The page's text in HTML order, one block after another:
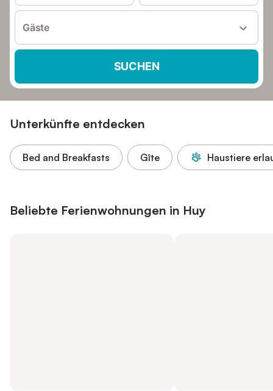
Gäste
SUCHEN
Unterkünfte entdecken
Bed and Breakfasts Gîte Haustiere
Beliebte Ferienwohnungen in Huy